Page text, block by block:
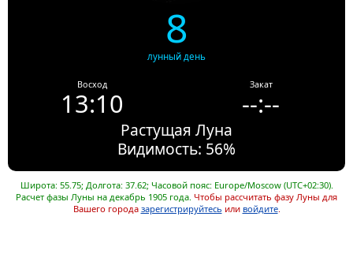
8
лунный день
Восход
13:10
Закат
--:--
Растущая Луна
Видимость: 56%
Широта: 55.75; Долгота: 37.62; Часовой пояс: Europe/Moscow (UTC+02:30).
Расчет фазы Луны на декабрь 1905 года. Чтобы рассчитать фазу Луны для
Вашего города зарегистрируйтесь или войдите.